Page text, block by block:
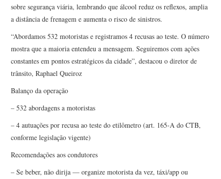
sobre segurança viária, lembrando que álcool reduz os reflexos, amplia
a distância de frenagem e aumenta o risco de sinistros.
“Abordamos 532 motoristas e registramos 4 recusas ao teste. O número
mostra que a maioria entendeu a mensagem. Seguiremos com ações
constantes em pontos estratégicos da cidade”, destacou o diretor de
trânsito, Raphael Queiroz
Balanço da operação
– 532 abordagens a motoristas
– 4 autuações por recusa ao teste do etilômetro (art. 165-A do CTB,
conforme legislação vigente)
Recomendações aos condutores
– Se beber, não dirija — organize motorista da vez, táxi/app ou